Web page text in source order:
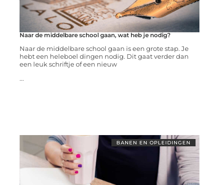
Naar de middelbare school gaan, wat heb je nodig?
Naar de middelbare school gaan is een grote stap. Je
hebt een heleboel dingen nodig. Dit gaat verder dan
een leuk schriftje of een nieuw
...
BANEN EN OPLEIDINGEN